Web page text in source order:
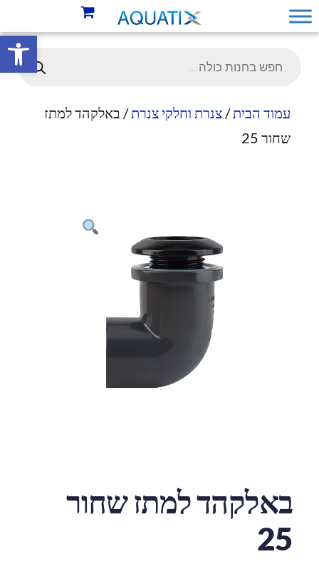
פתח
עמוד הבית/צנרת וחלקי צנרת/ באלקהד למתז
שחור 25
באלקהד למתז שחור
25